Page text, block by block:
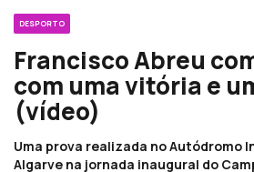
DESPORTO
Francisco Abreu
com uma vitória e
(vídeo)
Uma prova realizada no Autódromo
Algarve na jornada inaugural do